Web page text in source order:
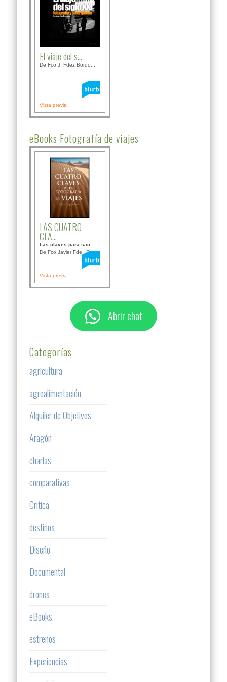
El viaje del s...
De Fco J. Fdez Bordo...
Vista previa
eBooks Fotografía de viajes
LAS CUATRO
CLA...
Las claves para sac...
De Fco Javier Fdez B...
Vista previa
Abrir chat
Categorías
agricultura
agroalimentación
Alquiler de Objetivos
Aragón
charlas
comparativas
Critica
destinos
Diseño
Documental
drones
eBooks
estrenos
Experiencias